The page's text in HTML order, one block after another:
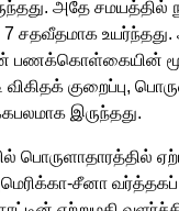
அதே சமயத்தில்
7 சதவீதமாக
பணக்கொள்கையின்
விகிதக் குறைப்பு,
இருந்தது.
பொருளாதாரத்தில்
சீனா